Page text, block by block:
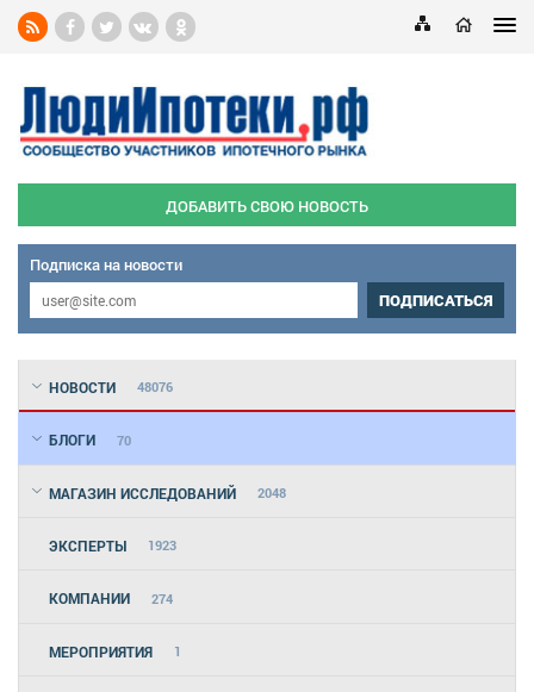
ДОБАВИТЬ СВОЮ НОВОСТЬ
Подписка на новости
ПОДПИСАТЬСЯ
НОВОСТИ 48076
БЛОГИ 70
МАГАЗИН ИССЛЕДОВАНИЙ 2048
ЭКСПЕРТЫ 1923
КОМПАНИИ 274
МЕРОПРИЯТИЯ 1